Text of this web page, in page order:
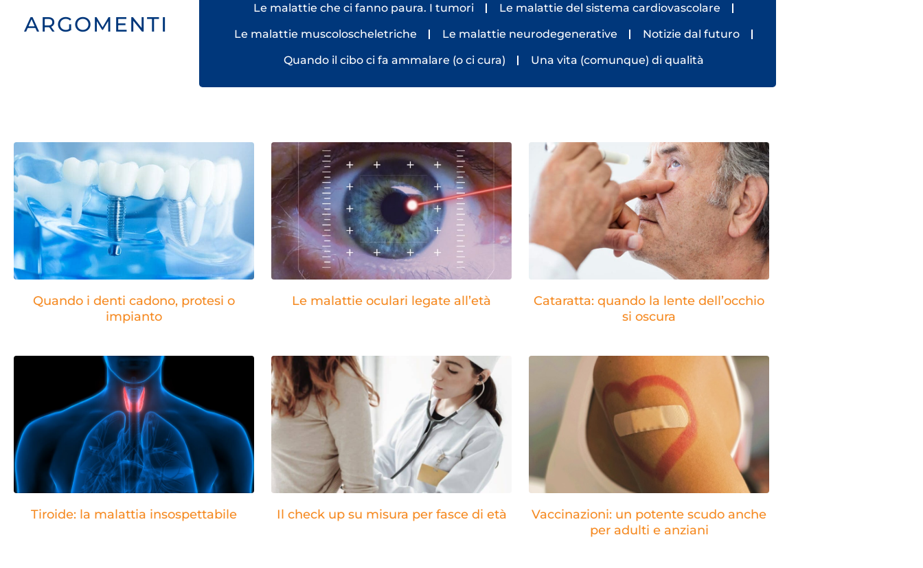
ARGOMENTI
Le malattie che ci fanno paura. I tumori
Le malattie del sistema cardiovascolare
Le malattie muscoloscheletriche
Le malattie neurodegenerative
Notizie dal futuro
Quando il cibo ci fa ammalare (o ci cura)
Una vita (comunque) di qualità
Quando i denti cadono, protesi o
impianto
Le malattie oculari legate all’età
Cataratta: quando la lente dell’occhio
si oscura
Tiroide: la malattia insospettabile Il check up su misura per fasce di età
Vaccinazioni: un potente scudo anche
per adulti e anziani